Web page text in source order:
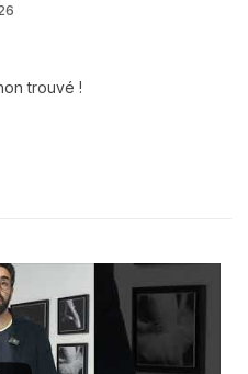
trouvé !